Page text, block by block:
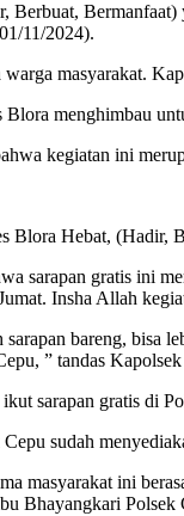
Berbuat,
11/2024).
warga masyarakat.
Blora menghimbau
kegiatan ini
Blora Hebat, (Hadir,
sarapan gratis ini
Insha Allah
bareng, bisa
” tandas
sarapan gratis di
sudah
masyarakat ini
Bhayangkari Polsek